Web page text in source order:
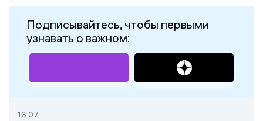
Подписывайтесь, чтобы первыми
узнавать о важном:
16:07